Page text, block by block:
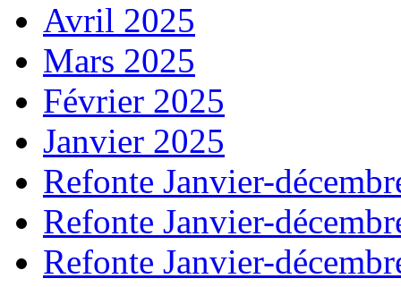
Avril 2025
Mars 2025
Février 2025
Janvier 2025
Refonte Janvier-
Refonte Janvier-
Refonte Janvier-